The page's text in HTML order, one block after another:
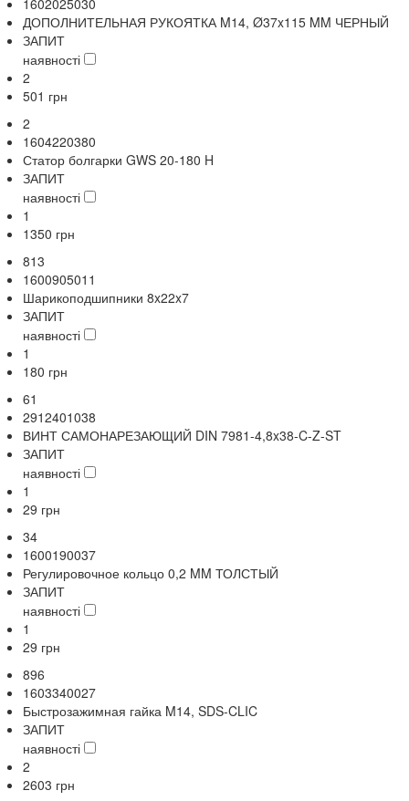
ДОПОЛНИТЕЛЬНАЯ РУКОЯТКА M14, Ø37x115 MM ЧЕРНЫЙ
ЗАПИТ
наявності
2
501 грн
2
1604220380
Статор болгарки GWS 20-180 H
ЗАПИТ
наявності
1
1350 грн
813
1600905011
Шарикоподшипники 8x22x7
ЗАПИТ
наявності
1
180 грн
61
2912401038
ВИНТ САМОНАРЕЗАЮЩИЙ DIN 7981-4,8x38-C-Z-ST
ЗАПИТ
наявності
1
29 грн
34
1600190037
Регулировочное кольцо 0,2 MM ТОЛСТЫЙ
ЗАПИТ
наявності
1
29 грн
896
1603340027
Быстрозажимная гайка M14, SDS-CLIC
ЗАПИТ
наявності
2
2603 грн